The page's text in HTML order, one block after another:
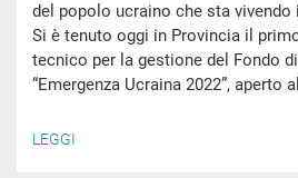
del popolo ucraino che sta vivendo
Si è tenuto oggi in Provincia il
tecnico per la gestione del Fondo
“Emergenza Ucraina 2022”, aperto
LEGGI